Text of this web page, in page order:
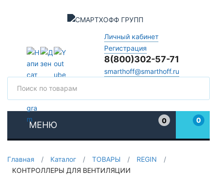
Личный кабинет
Регистрация
8(800)302-57-71
smarthoff@smarthoff.ru
МЕНЮ
0
0
Главная / Каталог / ТОВАРЫ / REGIN
/
КОНТРОЛЛЕРЫ ДЛЯ ВЕНТИЛЯЦИИ